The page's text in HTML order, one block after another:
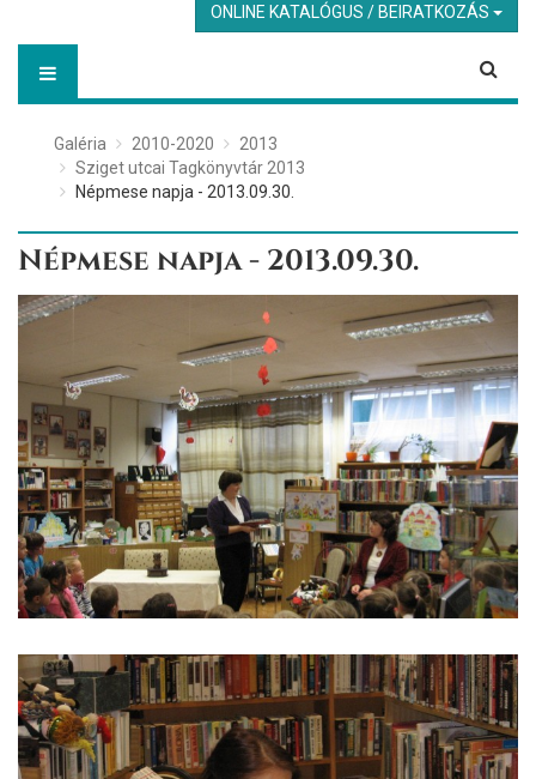
ONLINE KATALÓGUS / BEIRATKOZÁS
Galéria 2010-2020
2013
Sziget utcai Tagkönyvtár 2013
Népmese napja - 2013.09.30.
Népmese napja - 2013.09.30.